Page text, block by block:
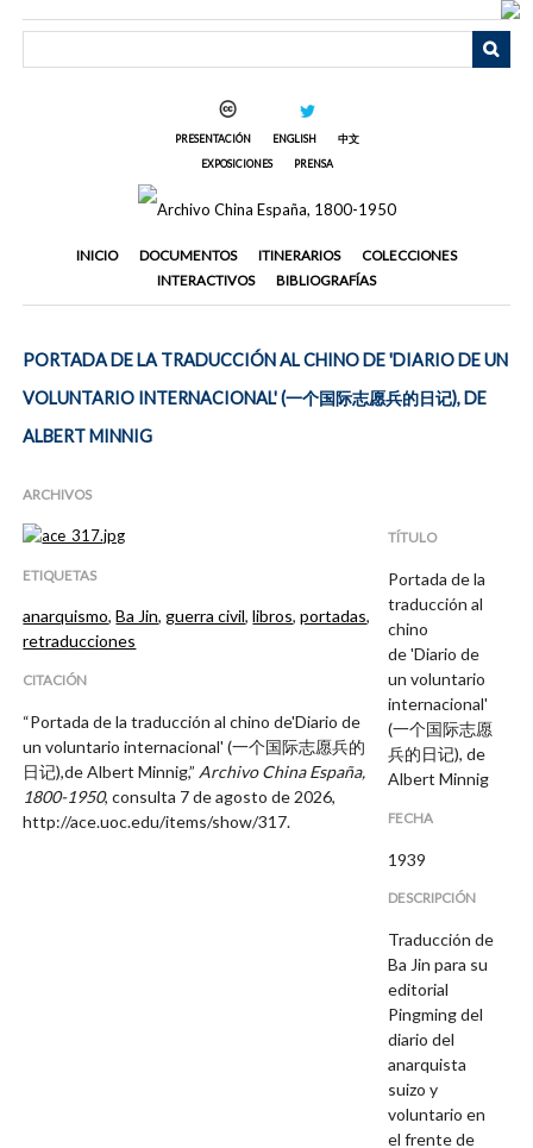
PRESENTACIÓN ENGLISH
中文
EXPOSICIONES
PRENSA
INICIO DOCUMENTOS ITINERARIOS
COLECCIONES
INTERACTIVOS
BIBLIOGRAFÍAS
PORTADA DE LA TRADUCCIÓN AL CHINO DE 'DIARIO DE UN
VOLUNTARIO INTERNACIONAL' (一个国际志愿兵的日记), DE
ALBERT MINNIG
ARCHIVOS
ETIQUETAS
anarquismo,Ba Jin,guerra civil,libros,portadas,
retraducciones
CITACIÓN
“Portada de la traducción al chino de'Diario de
un voluntario internacional' (一个国际志愿兵的
日记),de Albert Minnig,” Archivo China España,
1800-1950, consulta 7 de agosto de 2026,
http://ace.uoc.edu/items/show/317.
TÍTULO
Portada de la
traducción al
chino
de 'Diario de
un voluntario
internacional'
(一个国际志愿
兵的日记), de
Albert Minnig
FECHA
1939
DESCRIPCIÓN
Traducción de
Ba Jin para su
editorial
Pingming del
diario del
anarquista
suizo y
voluntario en
el frente de